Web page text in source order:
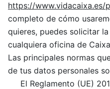
https://www.vidacaixa.es/
completo de cómo
quieres, puedes solicitar
cualquiera oficina de
Las principales normas
de tus datos personales
El Reglamento (UE)